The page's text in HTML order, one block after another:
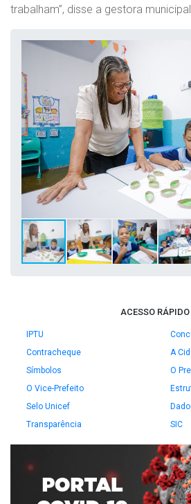
trabalham”, disse a gestora
ACESSO RÁPIDO
IPTU
Contracheque
A
Símbolos
O
O Vice-Prefeito
Selo Unicef
Transparência
SIC